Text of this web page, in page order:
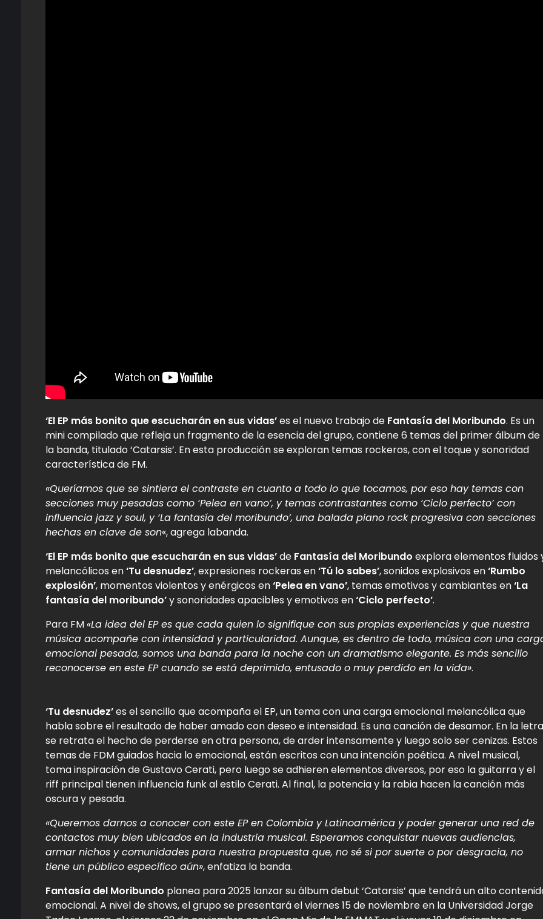
‘El EP más bonito que escucharán en sus vidas’es el nuevo trabajo de Fantasía del Moribundo. Es un
mini compilado que refleja un fragmento de la esencia del grupo, contiene 6 temas del primer álbum de
la banda, titulado ‘Catarsis’. En esta producción se exploran temas rockeros, con el toque y sonoridad
característica de FM.
«Queríamos que se sintiera el contraste en cuanto a todo lo que tocamos, por eso hay temas con
secciones muy pesadas como ‘Pelea en vano’, y temas contrastantes como ‘Ciclo perfecto’ con
influencia jazz y soul, y ‘La fantasía del moribundo’, una balada piano rock progresiva con secciones
hechas en clave de son«, agrega labanda.
‘El EP más bonito que escucharán en sus vidas’de Fantasía del Moribundo explora elementos fluidos
melancólicos en‘Tu desnudez’, expresiones rockeras en‘Tú lo sabes’, sonidos explosivos en‘Rumbo
explosión’, momentos violentos y enérgicos en‘Pelea en vano’, temas emotivos y cambiantes en‘La
fantasía del moribundo’y sonoridades apacibles y emotivos en‘Ciclo perfecto’.
Para FM «La idea del EP es que cada quien lo signifique con sus propias experiencias y que nuestra
música acompañe con intensidad y particularidad. Aunque, es dentro de todo, música con una
emocional pesada, somos una banda para la noche con un dramatismo elegante. Es más sencillo
reconocerse en este EP cuando se está deprimido, entusado o muy perdido en la vida».
‘Tu desnudez’es el sencillo que acompaña el EP, un tema con una carga emocional melancólica que
habla sobre el resultado de haber amado con deseo e intensidad. Es una canción de desamor. En la letra
se retrata el hecho de perderse en otra persona, de arder intensamente y luego solo ser cenizas. Estos
temas de FDM guiados hacia lo emocional, están escritos con una intención poética. A nivel musical,
toma inspiración de Gustavo Cerati, pero luego se adhieren elementos diversos, por eso la guitarra y el
riff principal tienen influencia funk al estilo Cerati. Al final, la potencia y la rabia hacen la canción más
oscura y pesada.
«Queremos darnos a conocer con este EP en Colombia y Latinoamérica y poder generar una red de
contactos muy bien ubicados en la industria musical. Esperamos conquistar nuevas audiencias,
armar nichos y comunidades para nuestra propuesta que, no sé si por suerte o por desgracia, no
tiene un público específico aún», enfatiza la banda.
Fantasía del Moribundo planea para 2025 lanzar su álbum debut ‘Catarsis’ que tendrá un alto
emocional. A nivel de shows, el grupo se presentará el viernes 15 de noviembre en la Universidad Jorge